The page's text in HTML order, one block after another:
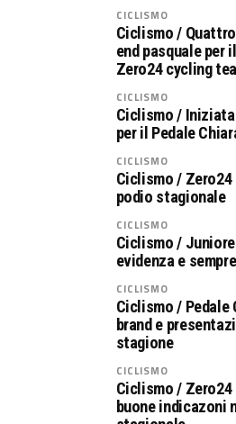
CICLISMO
Ciclismo /
end pasquale per
Zero24 cycling
CICLISMO
Ciclismo /
per il Pedale
CICLISMO
Ciclismo /
podio stagionale
CICLISMO
Ciclismo /
evidenza e
CICLISMO
Ciclismo / Pedale
brand e
stagione
CICLISMO
Ciclismo /
buone indicazoni